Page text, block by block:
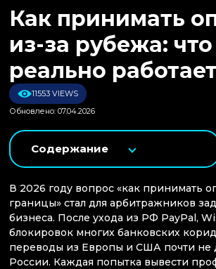
Как принимать
из-за рубежа: что
реально
11553 VIEWS
Обновлено: 07.04.2026
Содержание
В 2026 году вопрос «как принимать
границы» стал для арбитражников
бизнеса. После ухода из РФ PayPal,
блокировок многих банковских
переводы из Европы и США почти не
России. Каждая попытка вывести